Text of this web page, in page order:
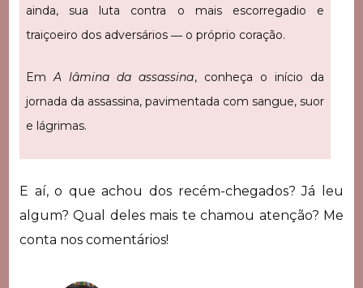
ainda, sua luta contra o mais escorregadio e
traiçoeiro dos adversários ― o próprio coração.
EmA lâmina da assassina, conheça o início da
jornada da assassina, pavimentada com sangue, suor
e lágrimas.
E aí, o que achou dos recém-chegados? Já leu
algum? Qual deles mais te chamou atenção? Me
conta nos comentários!